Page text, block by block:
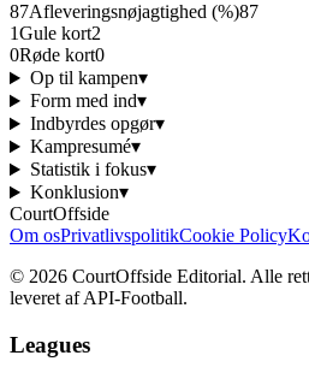
87Afleverings­nøjagtighed (%)87
1Gule kort2
0Røde kort0
Op til kampen▾
Form med ind▾
Indbyrdes opgør▾
Kampresumé▾
Statistik i fokus▾
Konklusion▾
CourtOffside
Om osPrivatlivspolitikCookie Policy
© 2026 CourtOffside Editorial. Alle
leveret af API-Football.
Leagues